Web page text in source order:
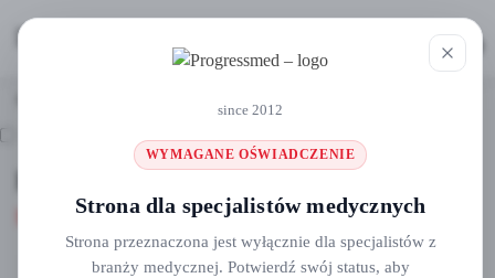
since 2012
WYMAGANE OŚWIADCZENIE
Strona dla specjalistów medycznych
Strona przeznaczona jest wyłącznie dla specjalistów z
branży medycznej. Potwierdź swój status, aby
zł